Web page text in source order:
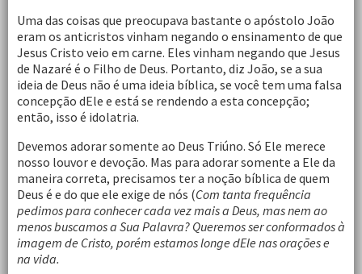
Uma das coisas que preocupava bastante o apóstolo João
eram os anticristos vinham negando o ensinamento de que
Jesus Cristo veio em carne. Eles vinham negando que Jesus
de Nazaré é o Filho de Deus. Portanto, diz João, se a sua
ideia de Deus não é uma ideia bíblica, se você tem uma falsa
concepção dEle e está se rendendo a esta concepção;
então, isso é idolatria.
Devemos adorar somente ao Deus Triúno. Só Ele merece
nosso louvor e devoção. Mas para adorar somente a Ele da
maneira correta, precisamos ter a noção bíblica de quem
Deus é e do que ele exige de nós (Com tanta frequência
pedimos para conhecer cada vez mais a Deus, mas nem ao
menos buscamos a Sua Palavra? Queremos ser conformados à
imagem de Cristo, porém estamos longe dEle nas orações e
na vida.